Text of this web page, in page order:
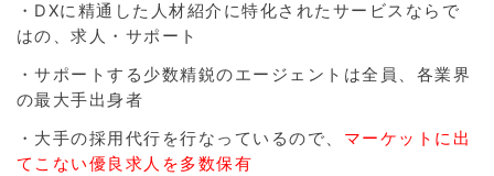
・DXに精通した人材紹介に特化されたサービスならで
はの、求人・サポート
・サポートする少数精鋭のエージェントは全員、各業界
の最大手出身者
・大手の採用代行を行なっているので、 マーケットに出
てこない優良求人を多数保有